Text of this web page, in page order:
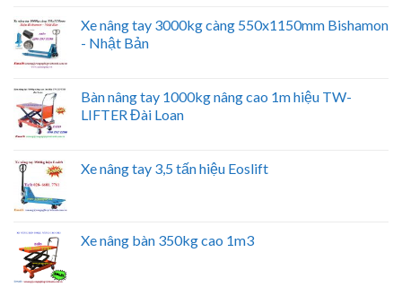
Xe nâng tay 3000kg càng 550x1150mm Bishamon
- Nhật Bản
Bàn nâng tay 1000kg nâng cao 1m hiệu TW-
LIFTER Đài Loan
Xe nâng tay 3,5 tấn hiệu Eoslift
Xe nâng bàn 350kg cao 1m3